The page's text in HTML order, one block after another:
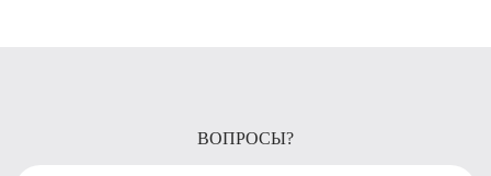
ВОПРОСЫ?